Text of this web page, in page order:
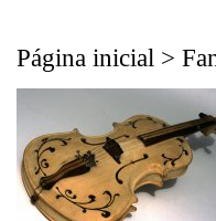
Página inicial >